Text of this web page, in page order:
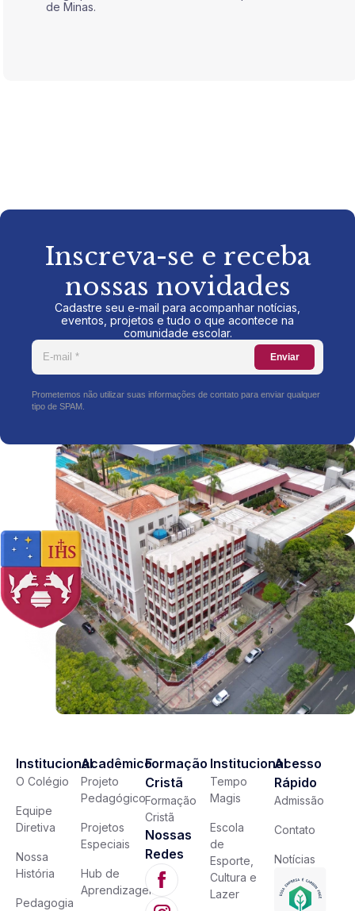
de Minas.
Inscreva-se e receba
nossas novidades
Cadastre seu e-mail para acompanhar notícias,
eventos, projetos e tudo o que acontece na
comunidade escolar.
Enviar
Prometemos não utilizar suas informações de contato para enviar qualquer
tipo de SPAM.
Institucional
O Colégio
Equipe
Diretiva
Nossa
História
Pedagogia
Acadêmico
Projeto
Pedagógico
Projetos
Especiais
Hub de
Aprendizagem
Formação
Cristã
Formação
Cristã
Nossas
Redes
Institucional
Tempo
Magis
Escola
de
Esporte,
Cultura e
Lazer
Acesso
Rápido
Admissão
Contato
Notícias